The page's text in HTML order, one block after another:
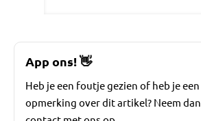
App ons!👋
Heb je een foutje gezien of heb je een
opmerking over dit artikel? Neem dan